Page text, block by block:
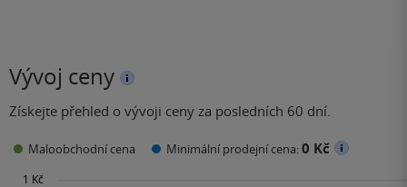
Vývoj ceny
Získejte přehled o vývoji ceny za posledních 60 dní.
Maloobchodní cena Minimální prodejní cena:0 Kč